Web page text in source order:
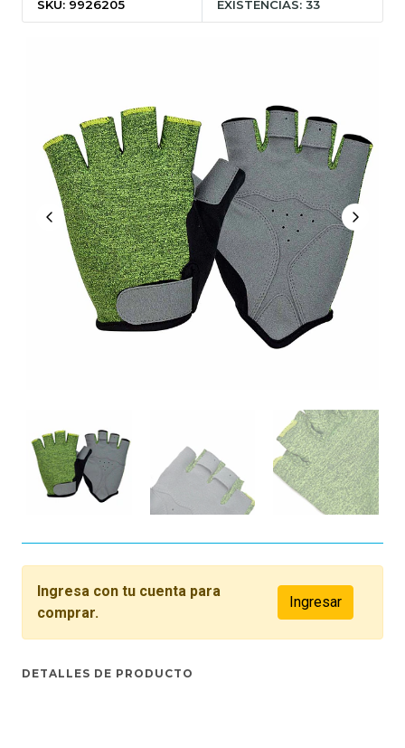
SKU: 9926205 EXISTENCIAS: 33
Ingresa con tu cuenta para
comprar.
Ingresar
DETALLES DE PRODUCTO